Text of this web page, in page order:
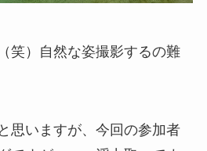
笑）自然な姿撮影するの難
思いますが、今回の参加者